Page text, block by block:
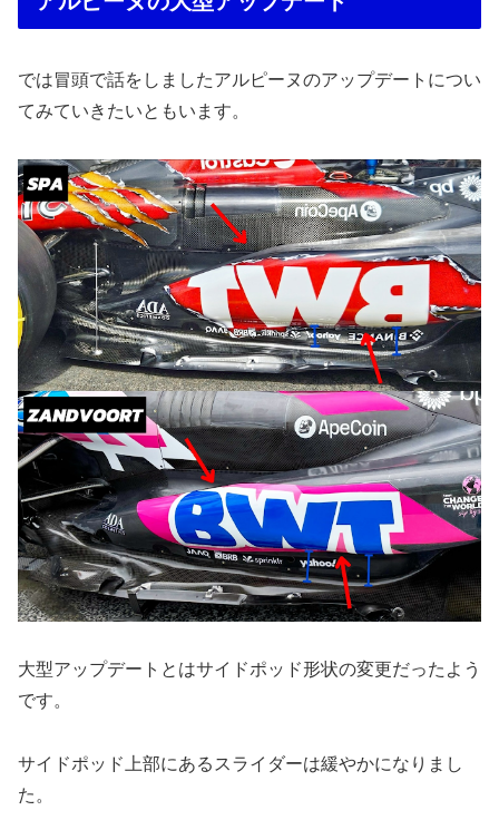
では冒頭で話をしましたアルピーヌのアップデートについ
てみていきたいともいます。
大型アップデートとはサイドポッド形状の変更だったよう
です。
サイドポッド上部にあるスライダーは緩やかになりまし
た。